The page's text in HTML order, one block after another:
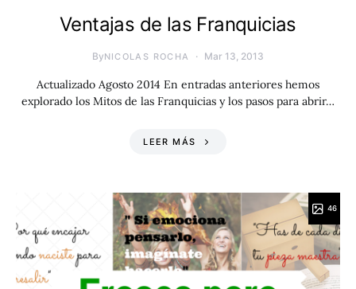
Ventajas de las Franquicias
ByNICOLAS ROCHA Mar 13, 2013
Actualizado Agosto 2014 En entradas anteriores hemos
explorado los Mitos de las Franquicias y los pasos para abrir…
LEER MÁS
46